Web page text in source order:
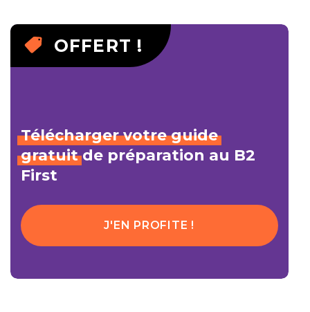
OFFERT !
Télécharger votre guide
gratuitde préparation au B2
First
J'EN PROFITE !